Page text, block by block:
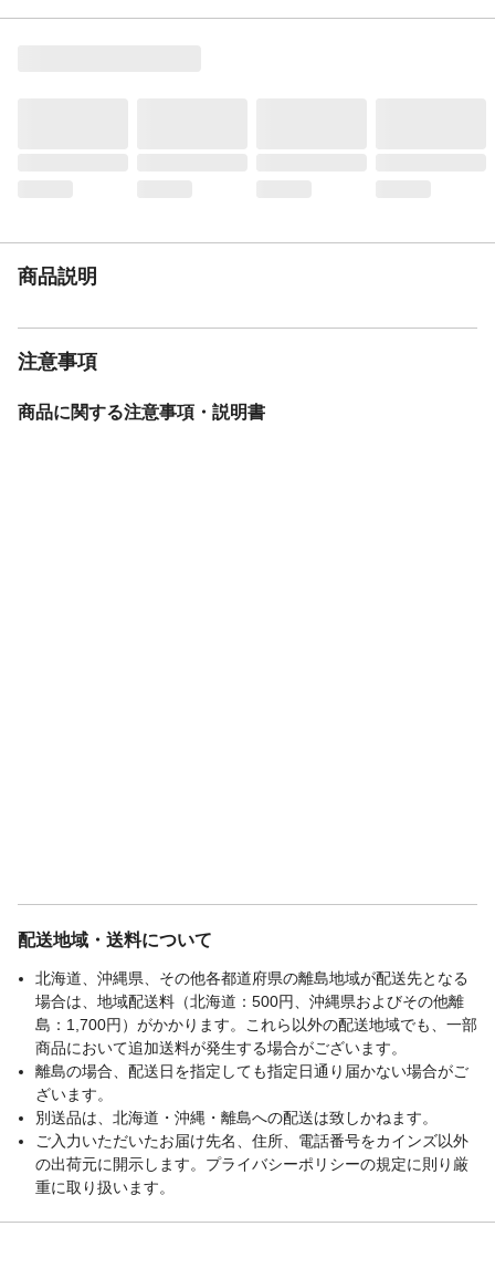
商品説明
注意事項
商品に関する注意事項・説明書
配送地域・送料について
北海道、沖縄県、その他各都道府県の離島地域が配送先となる
場合は、地域配送料（北海道：500円、沖縄県およびその他離
島：1,700円）がかかります。これら以外の配送地域でも、一部
商品において追加送料が発生する場合がございます。
離島の場合、配送日を指定しても指定日通り届かない場合がご
ざいます。
別送品は、北海道・沖縄・離島への配送は致しかねます。
ご入力いただいたお届け先名、住所、電話番号をカインズ以外
の出荷元に開示します。プライバシーポリシーの規定に則り厳
重に取り扱います。